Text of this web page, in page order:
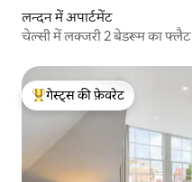
लन्दन में अपार्टमेंट
चेल्सी में लक्जरी 2 बेडरूम का फ्लैट
गेस्ट्स का टॉप फ़ेवरेट
गेस्ट्स की फ़ेवरेट